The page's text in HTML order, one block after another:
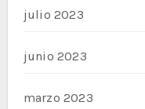
julio 2023
junio 2023
marzo 2023